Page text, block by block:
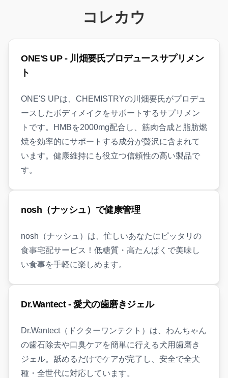
コレカウ
ONE'S UP - 川畑要氏プロデュースサプリメン
ト
ONE'S UPは、CHEMISTRYの川畑要氏がプロデュ
ースしたボディメイクをサポートするサプリメン
トです。HMBを2000mg配合し、筋肉合成と脂肪燃
焼を効率的にサポートする成分が贅沢に含まれて
います。健康維持にも役立つ信頼性の高い製品で
す。
nosh（ナッシュ）で健康管理
nosh（ナッシュ）は、忙しいあなたにピッタリの
食事宅配サービス！低糖質・高たんぱくで美味し
い食事を手軽に楽しめます。
Dr.Wantect - 愛犬の歯磨きジェル
Dr.Wantect（ドクターワンテクト）は、わんちゃん
の歯石除去や口臭ケアを簡単に行える犬用歯磨き
ジェル。舐めるだけでケアが完了し、安全で全犬
種・全世代に対応しています。